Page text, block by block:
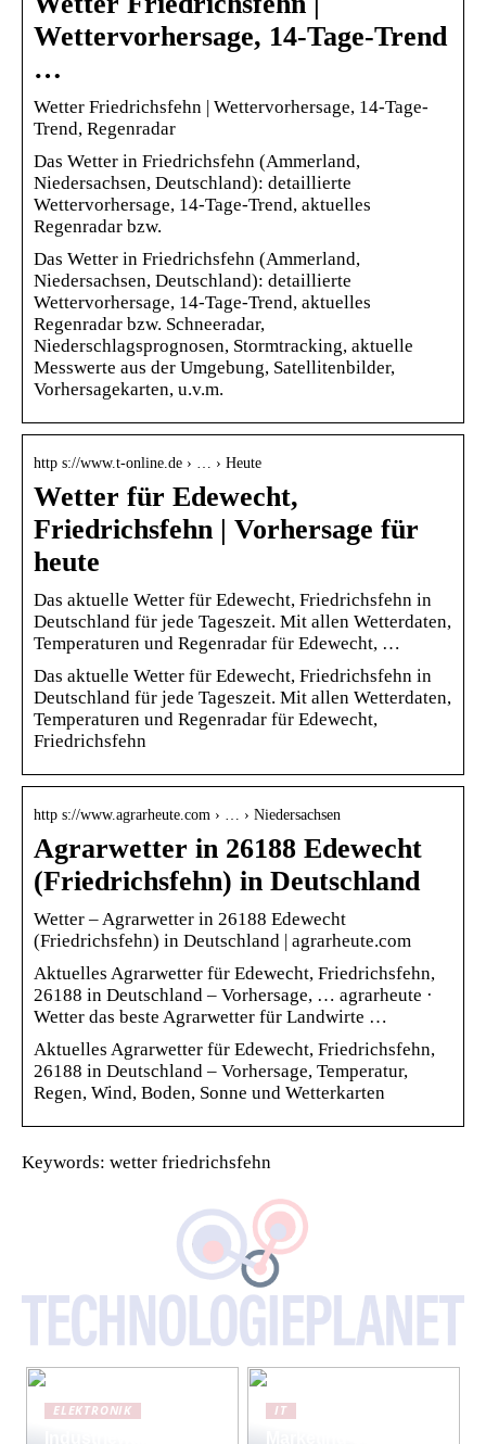
Wettervorhersage, 14-Tage-Trend
…
Wetter Friedrichsfehn | Wettervorhersage, 14-Tage-
Trend, Regenradar
Das Wetter in Friedrichsfehn (Ammerland,
Niedersachsen, Deutschland): detaillierte
Wettervorhersage, 14-Tage-Trend, aktuelles
Regenradar bzw.
Das Wetter in Friedrichsfehn (Ammerland,
Niedersachsen, Deutschland): detaillierte
Wettervorhersage, 14-Tage-Trend, aktuelles
Regenradar bzw. Schneeradar,
Niederschlagsprognosen, Stormtracking, aktuelle
Messwerte aus der Umgebung, Satellitenbilder,
Vorhersagekarten, u.v.m.
http s://www.t-online.de › … › Heute
Wetter für Edewecht,
Friedrichsfehn | Vorhersage für
heute
Das aktuelle Wetter für Edewecht, Friedrichsfehn in
Deutschland für jede Tageszeit. Mit allen Wetterdaten,
Temperaturen und Regenradar für Edewecht, …
Das aktuelle Wetter für Edewecht, Friedrichsfehn in
Deutschland für jede Tageszeit. Mit allen Wetterdaten,
Temperaturen und Regenradar für Edewecht,
Friedrichsfehn
http s://www.agrarheute.com › … › Niedersachsen
Agrarwetter in 26188 Edewecht
(Friedrichsfehn) in Deutschland
Wetter – Agrarwetter in 26188 Edewecht
(Friedrichsfehn) in Deutschland | agrarheute.com
Aktuelles Agrarwetter für Edewecht, Friedrichsfehn,
26188 in Deutschland – Vorhersage, … agrarheute ·
Wetter das beste Agrarwetter für Landwirte …
Aktuelles Agrarwetter für Edewecht, Friedrichsfehn,
26188 in Deutschland – Vorhersage, Temperatur,
Regen, Wind, Boden, Sonne und Wetterkarten
Keywords: wetter friedrichsfehn
ELEKTRONIK IT